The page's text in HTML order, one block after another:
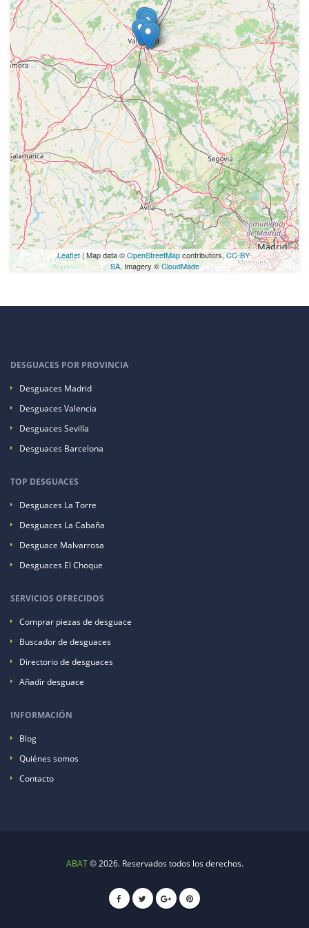
Leaflet | Map data ©OpenStreetMapcontributors,CC-BY-
SA, Imagery ©CloudMade
DESGUACES POR PROVINCIA
Desguaces Madrid
Desguaces Valencia
Desguaces Sevilla
Desguaces Barcelona
TOP DESGUACES
Desguaces La Torre
Desguaces La Cabaña
Desguace Malvarrosa
Desguaces El Choque
SERVICIOS OFRECIDOS
Comprar piezas de desguace
Buscador de desguaces
Directorio de desguaces
Añadir desguace
INFORMACIÓN
Blog
Quiénes somos
Contacto
ABAT© 2026. Reservados todos los derechos.